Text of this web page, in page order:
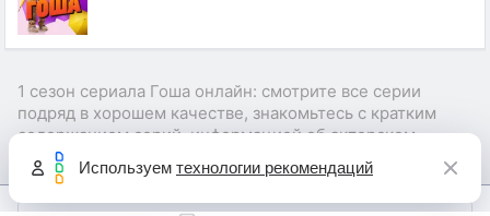
1 сезон сериала Гоша онлайн: смотрите все серии
подряд в хорошем качестве, знакомьтесь с кратким
содержанием серий, информацией об актерском
составе, авторе сценария и режиссере сериала.
Используем технологии рекомендаций